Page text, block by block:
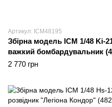
Артикул: ICM48195
Збірна модель ICM 1/48 Ki-
важкий бомбардувальник
2 770 грн